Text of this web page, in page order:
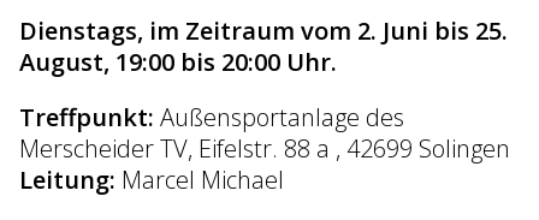
Dienstags, im Zeitraum vom 2. Juni bis 25.
August, 19:00 bis 20:00 Uhr.
Treffpunkt: Außensportanlage des
Merscheider TV, Eifelstr. 88 a , 42699 Solingen
Leitung: Marcel Michael